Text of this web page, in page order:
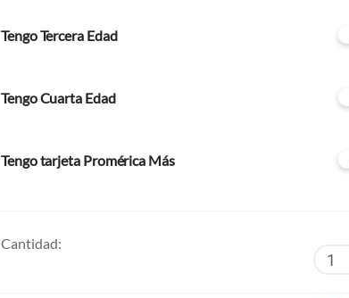
Tengo Tercera Edad
Tengo Cuarta Edad
Tengo tarjeta Promérica Más
Cantidad: